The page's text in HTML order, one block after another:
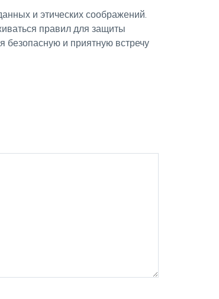
и этических соображений.
правил для защиты
безопасную и приятную встречу